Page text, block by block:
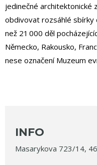
jedinečné architektonické
obdivovat rozsáhlé sbírky
než 21 000 děl
Německo, Rakousko,
nese označení Muzeum
INFO
Masarykova 723/14,